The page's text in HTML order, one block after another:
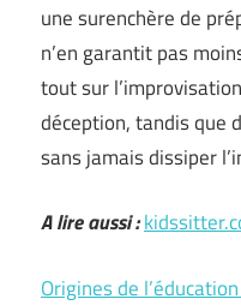
une surenchère de
n’en garantit pas
tout sur
déception, tandis que
sans jamais dissiper
A lire aussi :
Origines de